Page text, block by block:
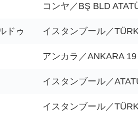
コンヤ／BŞ BLD
ドゥ イスタンブール／
アンカラ／ANKARA 19
イスタンブール／
イスタンブール／